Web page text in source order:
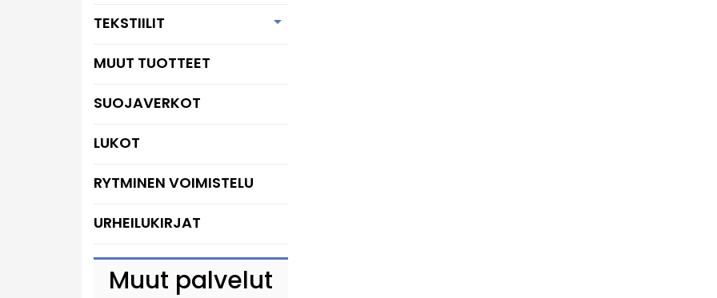
TEKSTIILIT 
MUUT TUOTTEET
SUOJAVERKOT
LUKOT
RYTMINEN VOIMISTELU
URHEILUKIRJAT
Muut palvelut